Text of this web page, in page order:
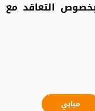
التعاقد مع
مبابي